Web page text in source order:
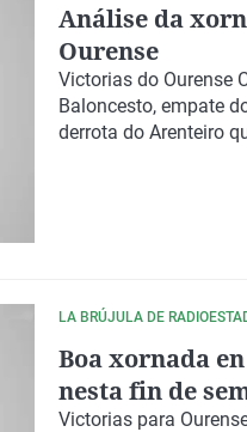
Análise da
Ourense
Victorias do Ourense
Baloncesto, empate
derrota do Arenteiro
LA BRÚJULA DE
Boa xornada
nesta fin de
Victorias para